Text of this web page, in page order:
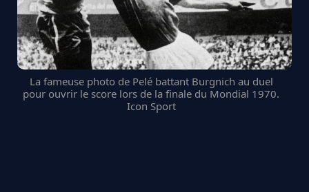
La fameuse photo de Pelé battant Burgnich au duel
pour ouvrir le score lors de la finale du Mondial 1970.
Icon Sport